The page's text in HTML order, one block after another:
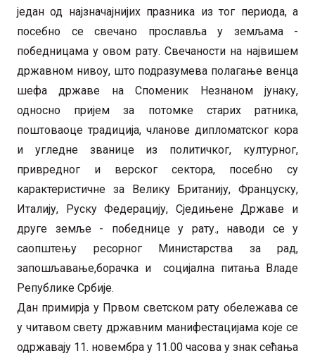
један од најзначајнијих празника из тог периода, а
посебно се свечано прославља у земљама -
победницама у овом рату. Свечаности на највишем
државном нивоу, што подразумева полагање венца
шефа државе на Споменик Незнаном јунаку,
односно пријем за потомке старих ратника,
поштоваоце традиција, чланове дипломатског кора
и угледне званице из политичког, културног,
привредног и верског сектора, посебно су
карактеристичне за Велику Британију, Француску,
Италију, Руску Федерацију, Сједињене Државе и
друге земље - победнице у рату., наводи се у
саопштењу ресорног Министарства за рад,
запошљавање,борачка и социјална питања Владе
Републике Србије.
Дан примирја у Првом светском рату обележава се
у читавом свету државним манифестацијама које се
одржавају 11. новембра у 11.00 часова у знак сећања